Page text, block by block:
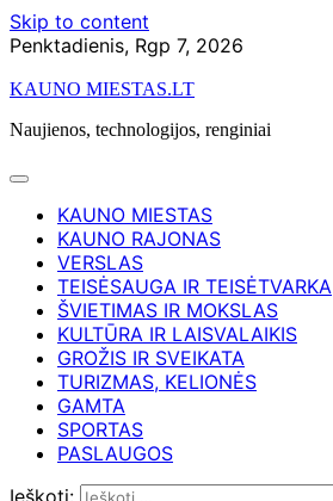
Skip to content
Penktadienis, Rgp 7, 2026
KAUNO MIESTAS.LT
Naujienos, technologijos, renginiai
KAUNO MIESTAS
KAUNO RAJONAS
VERSLAS
TEISĖSAUGA IR TEISĖTVARKA
ŠVIETIMAS IR MOKSLAS
KULTŪRA IR LAISVALAIKIS
GROŽIS IR SVEIKATA
TURIZMAS, KELIONĖS
GAMTA
SPORTAS
PASLAUGOS
Ieškoti: